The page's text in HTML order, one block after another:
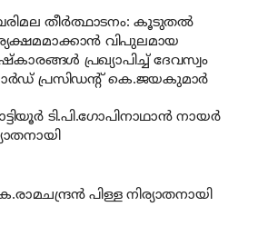
തീര്‍ത്ഥാടനം: കൂടുതല്‍
വിപുലമായ
പ്രഖ്യാപിച്ച് ദേവസ്വം
പ്രസിഡന്റ് കെ.ജയകുമാര്‍
ടി.പി.ഗോപിനാഥാന്‍ നായര്‍
പിള്ള നിര്യാതനായി